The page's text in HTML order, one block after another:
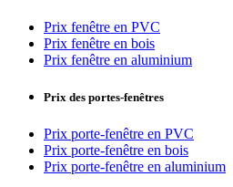
Prix fenêtre en PVC
Prix fenêtre en bois
Prix fenêtre en aluminium
Prix des portes-fenêtres
Prix porte-fenêtre en PVC
Prix porte-fenêtre en bois
Prix porte-fenêtre en aluminium